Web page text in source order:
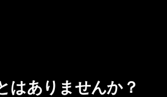
はありませんか？